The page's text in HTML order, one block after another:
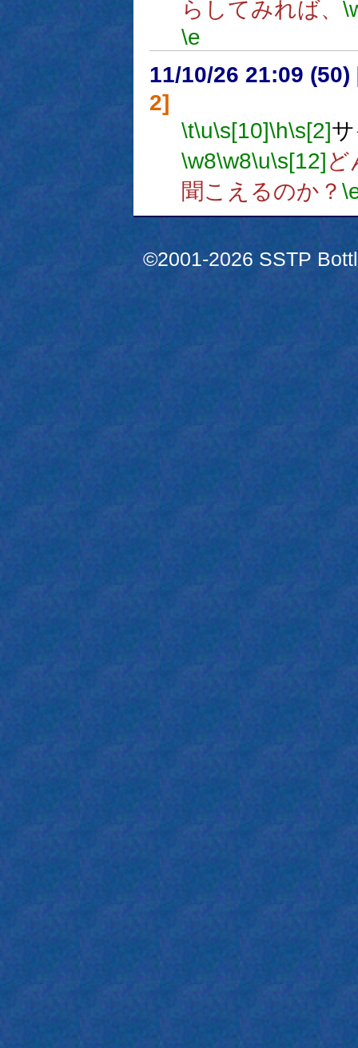
らしてみれば、
\e
11/10/26 21:09 (50)
2]
\t\u\s[10]\h\s[2]
\w8\w8\u\s[12]ど
聞こえるのか？
©2001-2026 SSTP